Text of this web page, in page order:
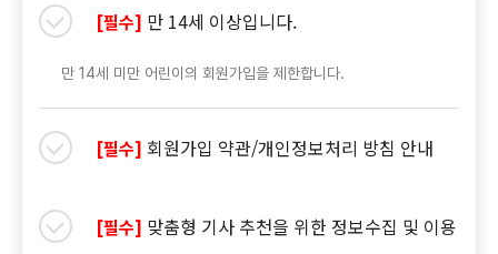
[필수] 만 14세 이상입니다.
만 14세 미만 어린이의 회원가입을 제한합니다.
[필수] 회원가입 약관/개인정보처리 방침 안내
[필수] 맞춤형 기사 추천을 위한 정보수집 및 이용